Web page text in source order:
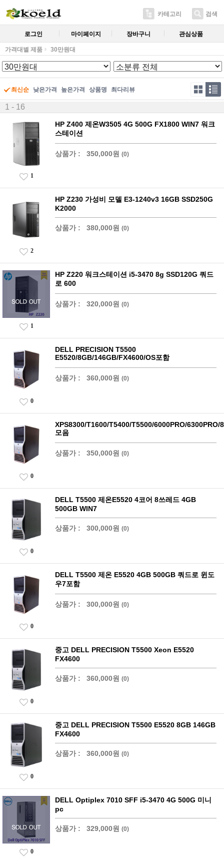
카테고리 검색
로그인 마이페이지 장바구니 관심상품
가격대별 제품 30만원대
최신순 낮은가격 높은가격 상품명 최다리뷰
1 - 16
HP Z400 제온W3505 4G 500G FX1800 WIN7 워크
스테이션
상품가 : 350,000원 (0)
1
HP Z230 가성비 모델 E3-1240v3 16GB SSD250G
K2000
상품가 : 380,000원 (0)
2
HP Z220 워크스테이션 i5-3470 8g SSD120G 쿼드
로 600
상품가 : 320,000원 (0)
1
DELL PRECISION T5500
E5520/8GB/146GB/FX4600/OS포함
상품가 : 360,000원 (0)
0
XPS8300/T1600/T5400/T5500/6000PRO/6300PRO/
모음
상품가 : 350,000원 (0)
0
DELL T5500 제온E5520 4코어 8쓰레드 4GB
500GB WIN7
상품가 : 300,000원 (0)
0
DELL T5500 제온 E5520 4GB 500GB 쿼드로 윈도
우7포함
상품가 : 300,000원 (0)
0
중고 DELL PRECISION T5500 Xeon E5520
FX4600
상품가 : 360,000원 (0)
0
중고 DELL PRECISION T5500 E5520 8GB 146GB
FX4600
상품가 : 360,000원 (0)
0
DELL Optiplex 7010 SFF i5-3470 4G 500G 미니
pc
상품가 : 329,000원 (0)
0